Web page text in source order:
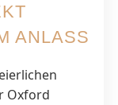
ANLASS
Oxford